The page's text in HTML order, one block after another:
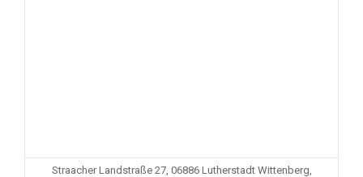
Straacher Landstraße 27, 06886 Lutherstadt Wittenberg,